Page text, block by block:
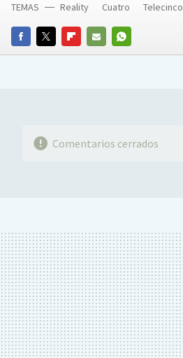
FACEBOOKTWITTERFLIPBOARD
E-
WHATSAPP
TEMAS Reality Cuatro Telecinco
Comentarios cerrados